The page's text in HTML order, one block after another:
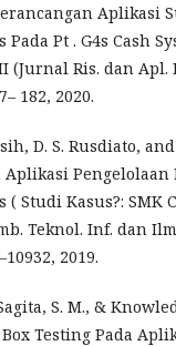
Aplikasi
Pt . G4s Cash
(Jurnal Ris. dan
182, 2020.
D. S. Rusdiato, and
Aplikasi
( Studi Kasus?: SMK
Teknol. Inf. dan
2019.
S. M., &
Testing Pada